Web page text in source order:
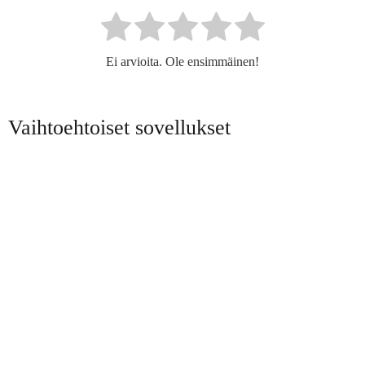
Ei arvioita. Ole ensimmäinen!
Vaihtoehtoiset sovellukset